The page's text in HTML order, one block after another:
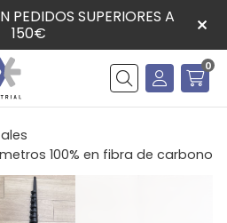
PEDIDOS SUPERIORES A
150€
Buscar
0
100% en fibra de carbono